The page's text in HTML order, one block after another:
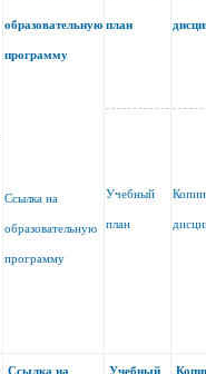
образовательную
программу
Ссылка на
образовательную
программу
план
Учебный
план
Ссылка на Учебный